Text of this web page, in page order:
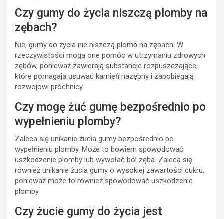
Czy gumy do życia niszczą plomby na
zębach?
Nie, gumy do życia nie niszczą plomb na zębach. W
rzeczywistości mogą one pomóc w utrzymaniu zdrowych
zębów, ponieważ zawierają substancje rozpuszczające,
które pomagają usuwać kamień nazębny i zapobiegają
rozwojowi próchnicy.
Czy mogę żuć gumę bezpośrednio po
wypełnieniu plomby?
Zaleca się unikanie żucia gumy bezpośrednio po
wypełnieniu plomby. Może to bowiem spowodować
uszkodzenie plomby lub wywołać ból zęba. Zaleca się
również unikanie żucia gumy o wysokiej zawartości cukru,
ponieważ może to również spowodować uszkodzenie
plomby.
Czy żucie gumy do życia jest